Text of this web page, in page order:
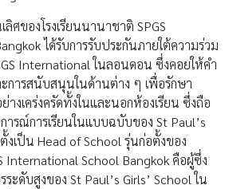
ศของโรงเรียนนานาชาติ SPGS
ได้รับการรับประกันภายใต้ความร่วม
International ในลอนดอน ซึ่งคอยให้คำ
การสนับสนุนในด้านต่าง ๆ เพื่อรักษา
างเคร่งครัดทั้งในและนอกห้องเรียน ซึ่งถือ
รณ์การเรียนในแบบฉบับของ St Paul’s
งเป็น Head of School รุ่นก่อตั้งของ
International School Bangkok คือผู้ซึ่ง
ะดับสูงของ St Paul’s Girls’ School ใน